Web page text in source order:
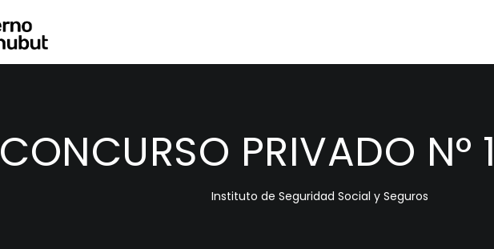
CONCURSO PRIVADO
Instituto de Seguridad Social y Seguros